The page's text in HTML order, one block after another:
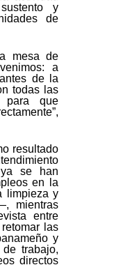
y
de
mesa de
a
de la
todas las
para que
resultado
se han
en la
limpieza y
mientras
entre
las
y
trabajo,
directos